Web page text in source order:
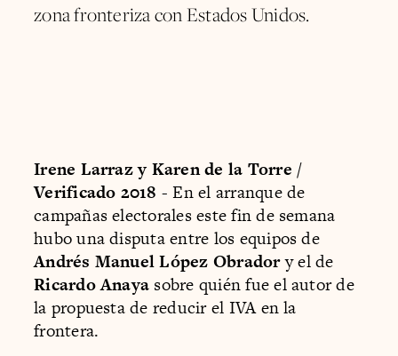
zona fronteriza con Estados Unidos.
Irene Larraz y Karen de la Torre /
Verificado 2018 - En el arranque de
campañas electorales este fin de semana
hubo una disputa entre los equipos de
Andrés Manuel López Obradory el de
Ricardo Anaya sobre quién fue el autor de
la propuesta de reducir el IVA en la
frontera.